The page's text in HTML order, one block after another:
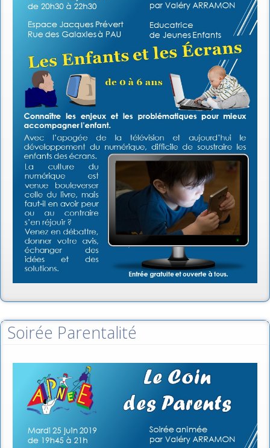
Soirée Parentalité